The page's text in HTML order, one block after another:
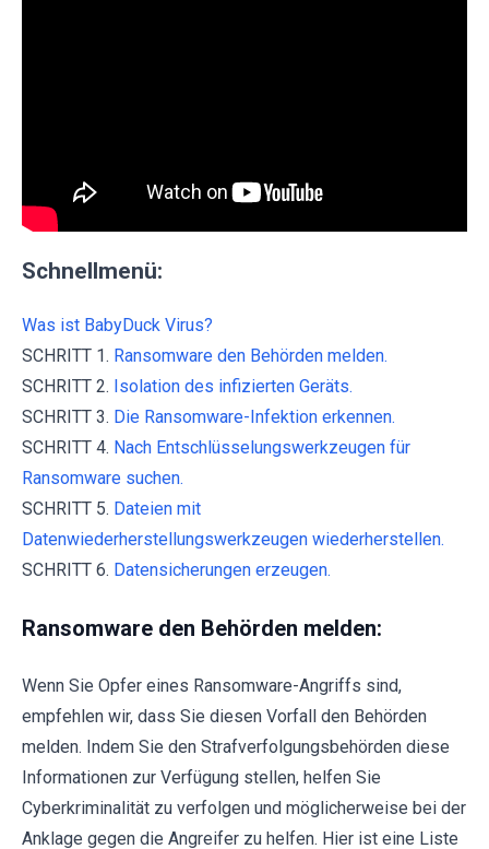
Schnellmenü:
Was ist BabyDuck Virus?
SCHRITT 1. Ransomware den Behörden melden.
SCHRITT 2. Isolation des infizierten Geräts.
SCHRITT 3. Die Ransomware-Infektion erkennen.
SCHRITT 4. Nach Entschlüsselungswerkzeugen für
Ransomware suchen.
SCHRITT 5. Dateien mit
Datenwiederherstellungswerkzeugen wiederherstellen.
SCHRITT 6. Datensicherungen erzeugen.
Ransomware den Behörden melden:
Wenn Sie Opfer eines Ransomware-Angriffs sind,
empfehlen wir, dass Sie diesen Vorfall den Behörden
melden. Indem Sie den Strafverfolgungsbehörden diese
Informationen zur Verfügung stellen, helfen Sie
Cyberkriminalität zu verfolgen und möglicherweise bei der
Anklage gegen die Angreifer zu helfen. Hier ist eine Liste